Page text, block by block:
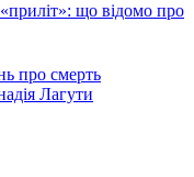
що відомо про
про смерть
Лагути